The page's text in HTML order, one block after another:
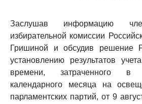
Заслушав информацию
избирательной комиссии
Гришиной и обсудив решение
установлению результатов
времени, затраченного в
календарного месяца на
парламентских партий, от 9